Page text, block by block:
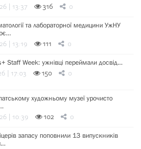
| 13:37 316 0
та лабораторної медицини УжНУ
| 13:19 111 0
Staff Week: ужнівці переймали досвід…
| 17:03 150 0
художньому музеї урочисто
| 10:39 102 0
запасу поповнили 13 випускників